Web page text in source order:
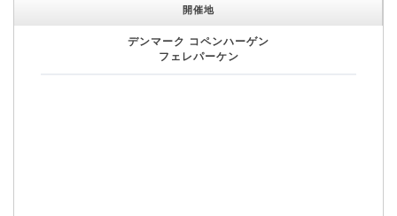
開催地
デンマーク コペンハーゲン
フェレパーケン